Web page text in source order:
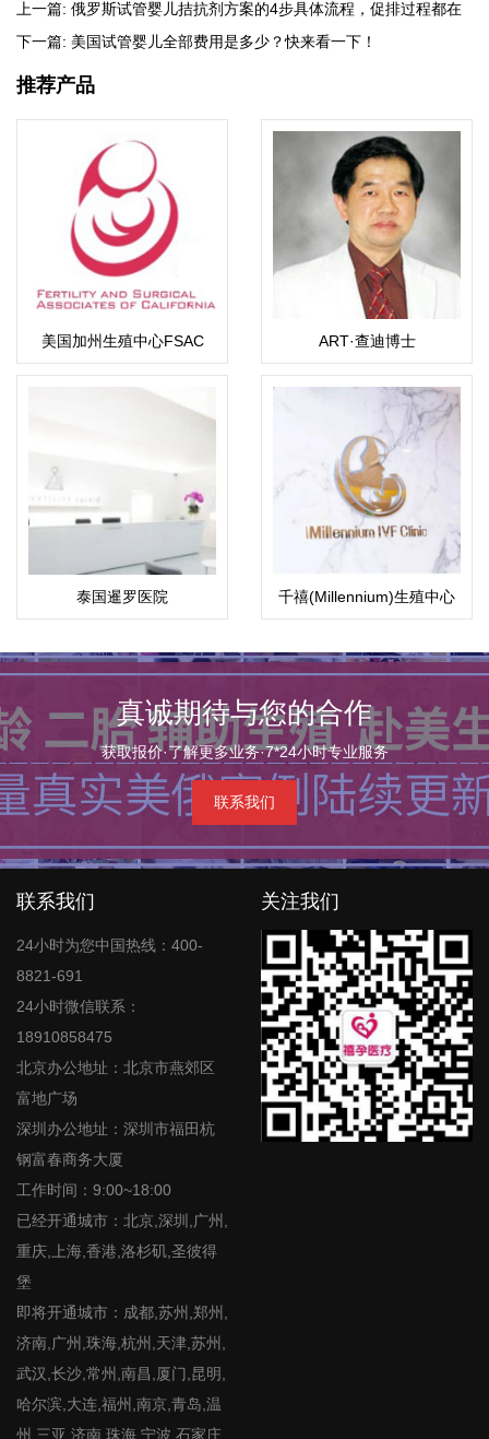
上一篇: 俄罗斯试管婴儿拮抗剂方案的4步具体流程，促排过程都在
这!
下一篇: 美国试管婴儿全部费用是多少？快来看一下！
推荐产品
美国加州生殖中心FSAC ART·查迪博士
泰国暹罗医院 千禧(Millennium)生殖中心
真诚期待与您的合作
获取报价·了解更多业务·7*24小时专业服务
联系我们
联系我们
24小时为您中国热线：400-
8821-691
24小时微信联系：
18910858475
北京办公地址：北京市燕郊区
富地广场
深圳办公地址：深圳市福田杭
钢富春商务大厦
工作时间：9:00~18:00
已经开通城市：北京,深圳,广州,
重庆,上海,香港,洛杉矶,圣彼得
堡
即将开通城市：成都,苏州,郑州,
济南,广州,珠海,杭州,天津,苏州,
武汉,长沙,常州,南昌,厦门,昆明,
哈尔滨,大连,福州,南京,青岛,温
州,三亚,济南,珠海,宁波,石家庄,
关注我们